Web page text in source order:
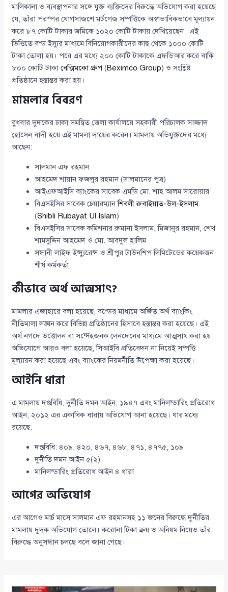
মালিকানা ও ব্যবস্থাপনার সঙ্গে যুক্ত ব্যক্তিদের বিরুদ্ধে অভিযোগ করা হয়েছে
যে, তাঁরা পরস্পর যোগসাজশে মর্টগেজ সম্পত্তিকে অস্বাভাবিকভাবে মূল্যায়ন
করে ৮৭ কোটি টাকার জমিকে ১০২০ কোটি টাকায় দেখিয়েছেন। এই
ভিত্তিতে বন্ড ইস্যুর মাধ্যমে বিনিয়োগকারীদের কাছ থেকে ১০০০ কোটি
টাকা তোলা হয়। পরে এর মধ্যে ২০০ কোটি টাকাকে এফডিআর করে বাকি
৮০০ কোটি টাকাবেক্সিমকো গ্রুপ (Beximco Group) ও সংশ্লিষ্ট
প্রতিষ্ঠানে হস্তান্তর করা হয়।
মামলার বিবরণ
বুধবার দুদকের ঢাকা সমন্বিত জেলা কার্যালয়ে সহকারী পরিচালক সাজ্জাদ
হোসেন বাদী হয়ে এই মামলা দায়ের করেন। মামলায় অভিযুক্তদের মধ্যে
আছেন:
সালমান এফ রহমান
আহমেদ শায়ান ফজলুর রহমান (সালমানের পুত্র)
আইএফআইসি ব্যাংকের সাবেক এমডি মো. শাহ আলম সারোয়ার
বিএসইসির সাবেক চেয়ারম্যানশিবলী রুবাইয়াত-উল-ইসলাম
(Shibli Rubayat Ul Islam)
বিএসইসির সাবেক কমিশনার রুমানা ইসলাম, মিজানুর রহমান, শেখ
শামসুদ্দিন আহমেদ ও মো. আবদুল হালিম
সন্ধানী লাইফ ইন্স্যুরেন্স ও শ্রীপুর টাউনশিপ লিমিটেডের কয়েকজন
শীর্ষ কর্মকর্তা
কীভাবে অর্থ আত্মসাৎ?
মামলার এজাহারে বলা হয়েছে, বন্ডের মাধ্যমে অর্জিত অর্থ ব্যাংকিং
নীতিমালা লঙ্ঘন করে বিভিন্ন প্রতিষ্ঠানের হিসাবে হস্তান্তর করা হয়েছে। এই
অর্থ নগদে উত্তোলন বা সন্দেহজনক লেনদেনের মাধ্যমে আত্মসাৎ করা হয়।
অভিযোগে আরও বলা হয়েছে, সিআইবি প্রতিবেদন না নিয়েই সম্পত্তি
মূল্যায়ন করা হয়েছে এবং ব্যাংকের নিয়মনীতি উপেক্ষা করা হয়েছে।
আইনি ধারা
এ মামলায় দণ্ডবিধি, দুর্নীতি দমন আইন, ১৯৪৭ এবং মানিলন্ডারিং প্রতিরোধ
আইন, ২০১২ এর একাধিক ধারায় অভিযোগ আনা হয়েছে। যার মধ্যে
রয়েছে:
দণ্ডবিধি: ৪০৯, ৪২০, ৪৬৭, ৪৬৮, ৪৭১, ৪৭৭৫, ১০৯
দুর্নীতি দমন আইন ৫(২)
মানিলন্ডারিং প্রতিরোধ আইন ৪ ধারা
আগের অভিযোগ
এর আগেও মার্চ মাসে সালমান এফ রহমানসহ ১১ জনের বিরুদ্ধে দুর্নীতির
মামলায় দুদক অভিযোগ তোলে। করোনা টিকা ক্রয় ও অনিয়ম নিয়েও তাঁর
বিরুদ্ধে অনুসন্ধান চলছে বলে জানা গেছে।